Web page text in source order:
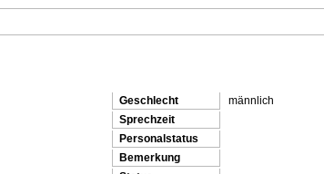
Geschlecht
männlich
Sprechzeit
Personalstatus
Bemerkung